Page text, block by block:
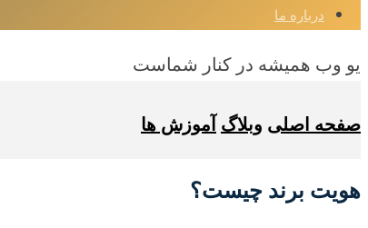
درباره ما
یو وب همیشه در کنار شماست
صفحه اصلی وبلاگ آموزش ها
هویت برند چیست؟